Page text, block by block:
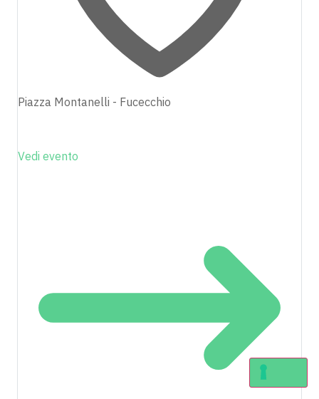
Piazza Montanelli - Fucecchio
Vedi evento